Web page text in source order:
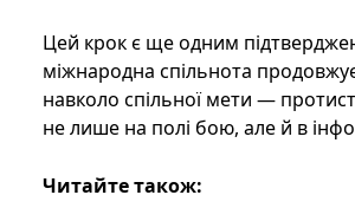
Цей крок є ще одним
міжнародна спільнота
навколо спільної мети —
не лише на полі бою, але й в
Читайте також: